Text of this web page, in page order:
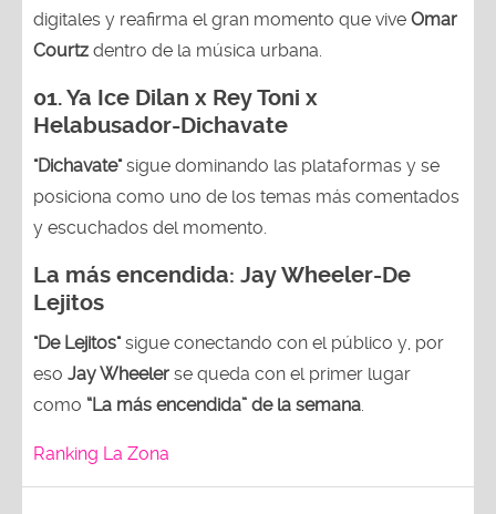
digitales y reafirma el gran momento que vive Omar
Courtz dentro de la música urbana.
01.Ya Ice Dilan x Rey Toni x
Helabusador-Dichavate
"Dichavate"sigue dominando las plataformas y se
posiciona como uno de los temas más comentados
y escuchados del momento.
La más encendida: Jay Wheeler-De
Lejitos
"De Lejitos"sigue conectando con el público y, por
eso Jay Wheeler se queda con el primer lugar
como “La más encendida” de la semana.
Ranking La Zona